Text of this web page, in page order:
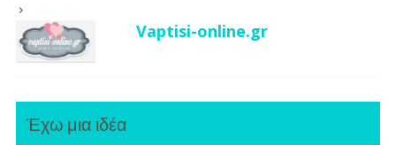
Vaptisi-online.gr
Έχω μια ιδέα